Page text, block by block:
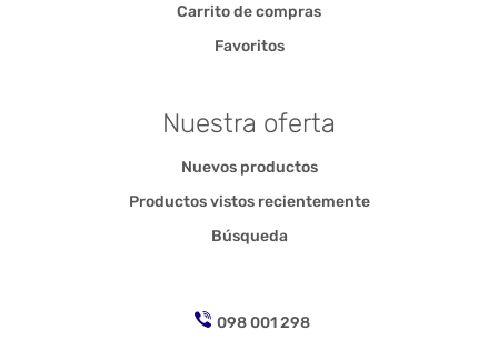
Carrito de compras
Favoritos
Nuestra oferta
Nuevos productos
Productos vistos recientemente
Búsqueda
098 001 298